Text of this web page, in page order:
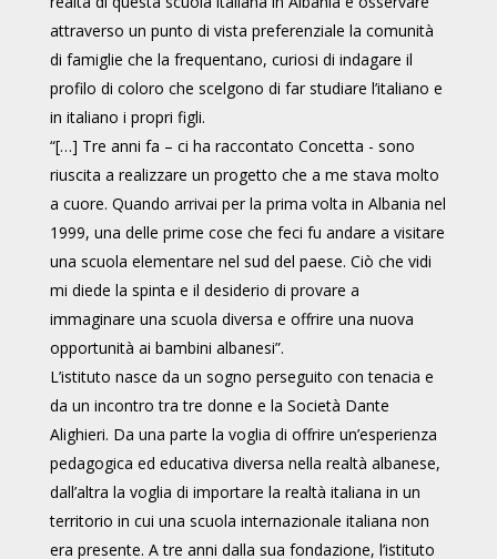
attraverso un punto di vista preferenziale la comunità
di famiglie che la frequentano, curiosi di indagare il
profilo di coloro che scelgono di far studiare l’italiano e
in italiano i propri figli.
“[…] Tre anni fa – ci ha raccontato Concetta - sono
riuscita a realizzare un progetto che a me stava molto
a cuore. Quando arrivai per la prima volta in Albania nel
1999, una delle prime cose che feci fu andare a visitare
una scuola elementare nel sud del paese. Ciò che vidi
mi diede la spinta e il desiderio di provare a
immaginare una scuola diversa e offrire una nuova
opportunità ai bambini albanesi”.
L’istituto nasce da un sogno perseguito con tenacia e
da un incontro tra tre donne e la Società Dante
Alighieri. Da una parte la voglia di offrire un’esperienza
pedagogica ed educativa diversa nella realtà albanese,
dall’altra la voglia di importare la realtà italiana in un
territorio in cui una scuola internazionale italiana non
era presente. A tre anni dalla sua fondazione, l’istituto